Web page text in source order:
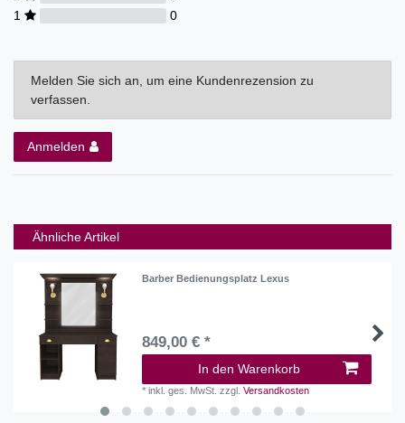
1
0
Melden Sie sich an, um eine Kundenrezension zu
verfassen.
Anmelden
Ähnliche Artikel
Barber Bedienungsplatz Lexus
849,00 € *
In den Warenkorb
*inkl. ges. MwSt. zzgl.Versandkosten